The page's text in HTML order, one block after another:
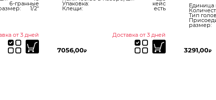
6-гранные
1/2"
от 3 дней
Упаковка: кейс
Клещи: есть
Доставка от 3 дней
7056,00₽
Единица
Тип
размер:
3291,00₽